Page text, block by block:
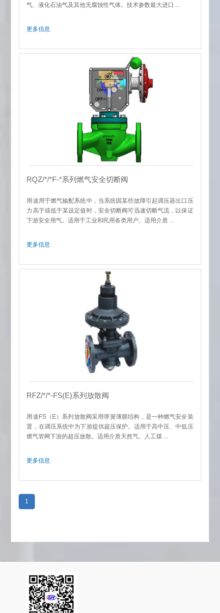
气、液化石油气及其他无腐蚀性气体。技术参数最大进口 ...
更多信息
RQZ/*/*F-*系列燃气安全切断阀
用途用于燃气输配系统中，当系统因某些故障引起调压器出口压
力高于或低于某设定值时，安全切断阀可迅速切断气流，以保证
下游安全用气。适用于工业和民用各类用户。适用介质 ...
更多信息
RFZ/*/*-FS(E)系列放散阀
用途FS（E）系列放散阀采用弹簧薄膜结构，是一种燃气安全装
置，在调压系统中为下游提供超压保护。适用于高中压、中低压
燃气管网下游的超压放散。适用介质天然气、人工煤 ...
更多信息
1